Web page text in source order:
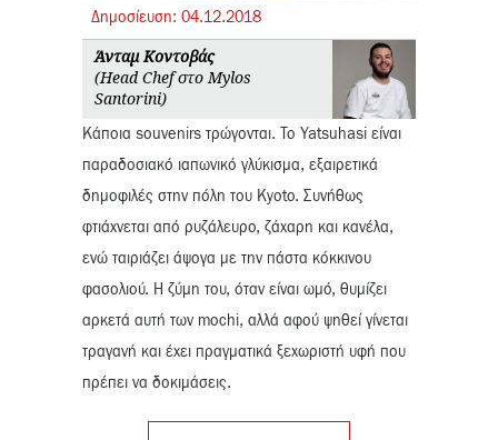
Δημοσίευση: 04.12.2018
Άνταμ Κοντοβάς
(Head Chef στο Mylos
Santorini)
Κάποια souvenirs τρώγονται. Το Yatsuhasi είναι
παραδοσιακό ιαπωνικό γλύκισμα, εξαιρετικά
δημοφιλές στην πόλη του Kyoto. Συνήθως
φτιάχνεται από ρυζάλευρο, ζάχαρη και κανέλα,
ενώ ταιριάζει άψογα με την πάστα κόκκινου
φασολιού. Η ζύμη του, όταν είναι ωμό, θυμίζει
αρκετά αυτή των mochi, αλλά αφού ψηθεί γίνεται
τραγανή και έχει πραγματικά ξεχωριστή υφή που
πρέπει να δοκιμάσεις.